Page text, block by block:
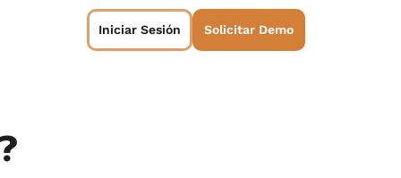
Iniciar Sesión Solicitar Demo